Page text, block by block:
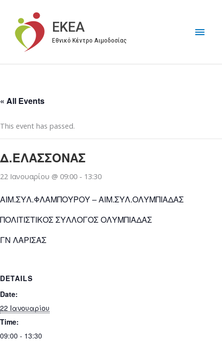
περιεχόμενο
EKEA
Εθνικό Κέντρο Αιμοδοσίας
« All Events
This event has passed.
Δ.ΕΛΑΣΣΟΝΑΣ
22 Ιανουαρίου @ 09:00 - 13:30
ΑΙΜ.ΣΥΛ.ΦΛΑΜΠΟΥΡΟΥ – ΑΙΜ.ΣΥΛ.ΟΛΥΜΠΙΑΔΑΣ
ΠΟΛΙΤΙΣΤΙΚΟΣ ΣΥΛΛΟΓΟΣ ΟΛΥΜΠΙΑΔΑΣ
ΓΝ ΛΑΡΙΣΑΣ
DETAILS
Date:
22 Ιανουαρίου
Time:
09:00 - 13:30